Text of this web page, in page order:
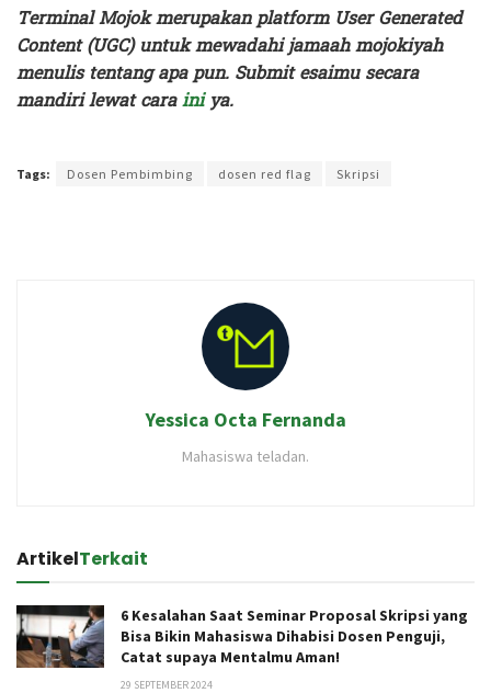
Terminal Mojok merupakan platform User Generated
Content (UGC) untuk mewadahi jamaah mojokiyah
menulis tentang apa pun. Submit esaimu secara
mandiri lewat carainiya.
Tags: Dosen Pembimbing dosen red flag Skripsi
Yessica Octa Fernanda
Mahasiswa teladan.
ArtikelTerkait
6 Kesalahan Saat Seminar Proposal Skripsi yang
Bisa Bikin Mahasiswa Dihabisi Dosen Penguji,
Catat supaya Mentalmu Aman!
29 SEPTEMBER 2024